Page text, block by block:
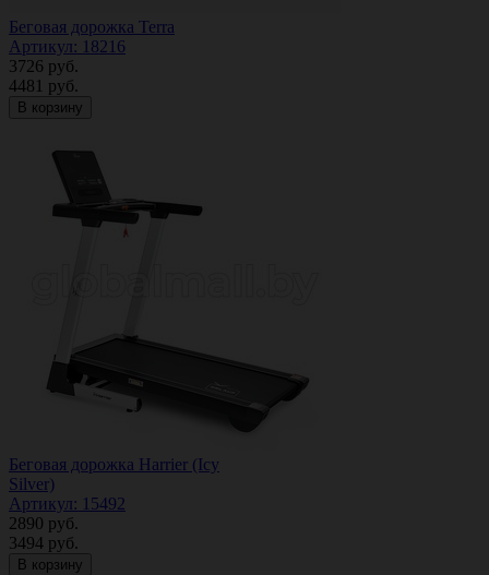
Беговая дорожка Terra
Артикул: 18216
3726 руб.
4481 руб.
В корзину
Беговая дорожка Harrier (Icy
Silver)
Артикул: 15492
2890 руб.
3494 руб.
В корзину